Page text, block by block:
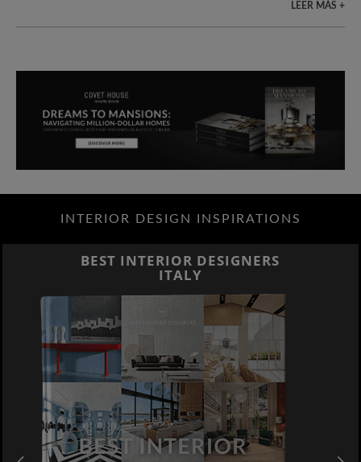
LEER MÁS +
INTERIOR DESIGN INSPIRATIONS
BEST INTERIOR DESIGNERS
ITALY